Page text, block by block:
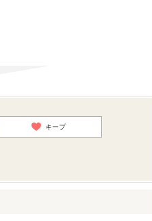
キープ